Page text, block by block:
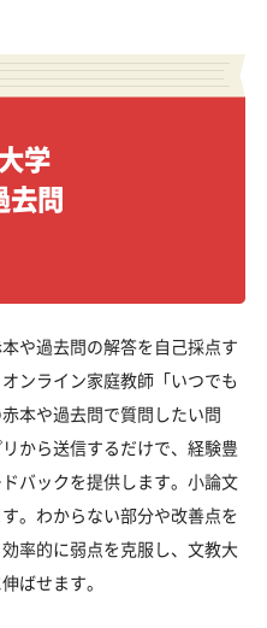
学
去問
や過去問の解答を自己採点す
ンライン家庭教師「いつでも
本や過去問で質問したい問
から送信するだけで、経験豊
バックを提供します。小論文
。わからない部分や改善点を
率的に弱点を克服し、文教大
ばせます。